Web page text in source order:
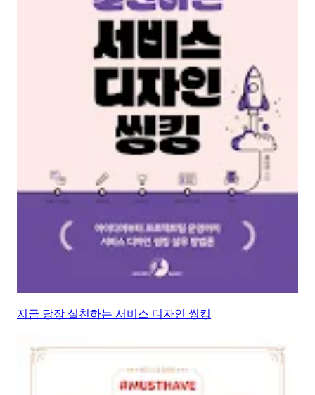
지금 당장 실천하는 서비스 디자인 씽킹